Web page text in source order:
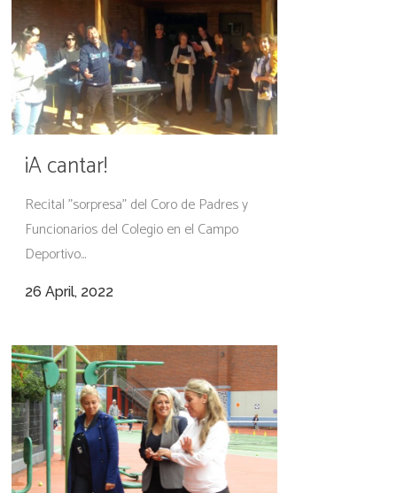
¡A cantar!
Recital "sorpresa" del Coro de Padres y
Funcionarios del Colegio en el Campo
Deportivo...
26 April, 2022